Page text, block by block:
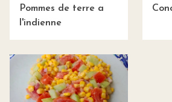
Pommes de terre a
l'indienne